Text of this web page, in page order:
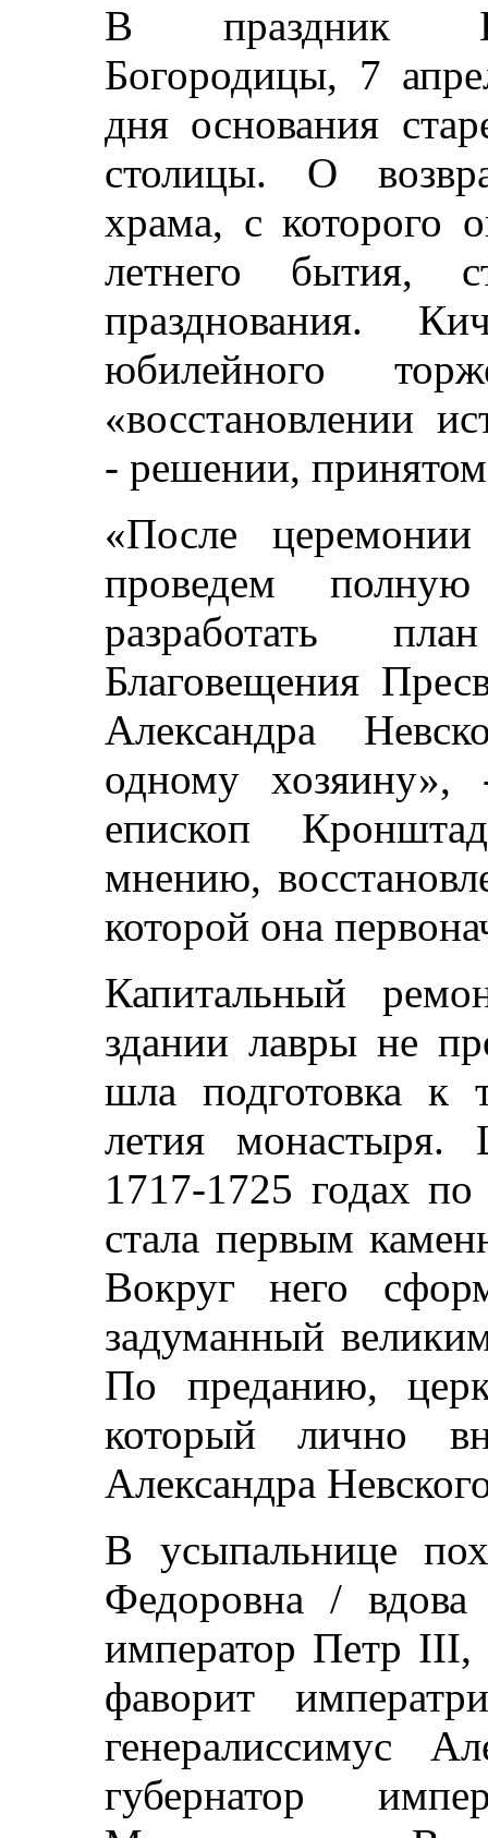
В праздник
Богородицы, 7
дня основания
столицы. О
храма, с которого
летнего бытия,
празднования.
юбилейного
«восстановлении
- решении, принятом
«После
проведем
разработать
Благовещения
Александра
одному хозяину»,
епископ
мнению,
которой она
Капитальный
здании лавры не
шла подготовка к
летия монастыря.
1717-1725 годах
стала первым
Вокруг него
задуманный
По преданию,
который лично
Александра
В усыпальнице
Федоровна / вдова
император Петр III,
фаворит
генералиссимус
губернатор